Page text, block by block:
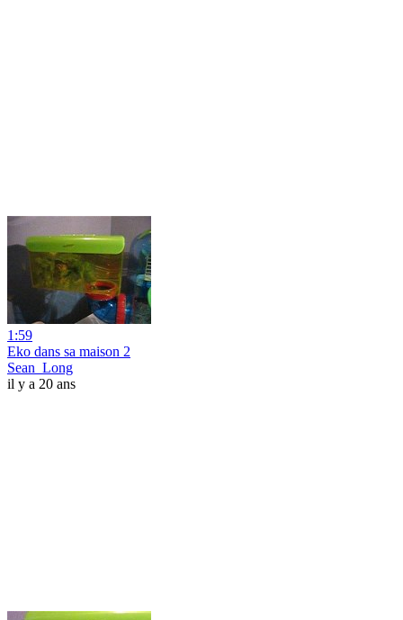
1:59
Eko dans sa maison 2
Sean_Long
il y a 20 ans